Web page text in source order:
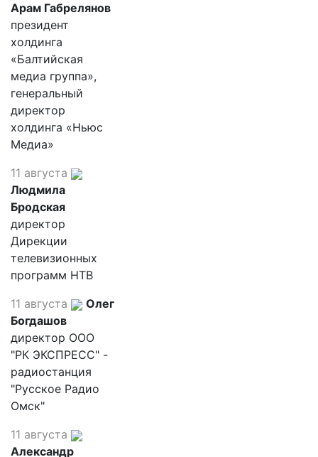
Арам Габрелянов
президент
холдинга
«Балтийская
медиа группа»,
генеральный
директор
холдинга «Ньюс
Медиа»
11 августа
Людмила
Бродская
директор
Дирекции
телевизионных
программ НТВ
11 августа
Олег
Богдашов
директор ООО
"РК ЭКСПРЕСС" -
радиостанция
"Русское Радио
Омск"
11 августа
Александр